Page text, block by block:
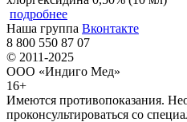
подробнее
Наша группа Вконтакте
8 800 550 87 07
© 2011-2025
ООО «Индиго Мед»
16+
Имеются противопоказания.
проконсультироваться со